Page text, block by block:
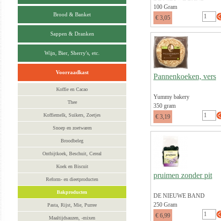
Brood & Banket
Sappen & Dranken
Wijn, Bier, Sherry's, etc.
Voorraadkast
Koffie en Cacao
Thee
Koffiemelk, Suikers, Zoetjes
Snoep en zoetwaren
Broodbeleg
Ontbijtkoek, Beschuit, Cereal
Koek en Biscuit
Reform- en dieetproducten
Bakproducten
Pasta, Rijst, Mie, Purree
Maaltijdsauzen, -mixen
100 Gram
€ 3,05
Pannenkoeken, vers
Yummy bakery
350 gram
€ 3,19
pruimen zonder pit
DE NIEUWE BAND
250 Gram
€ 6,99